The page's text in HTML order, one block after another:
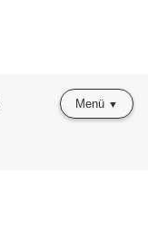
Menü